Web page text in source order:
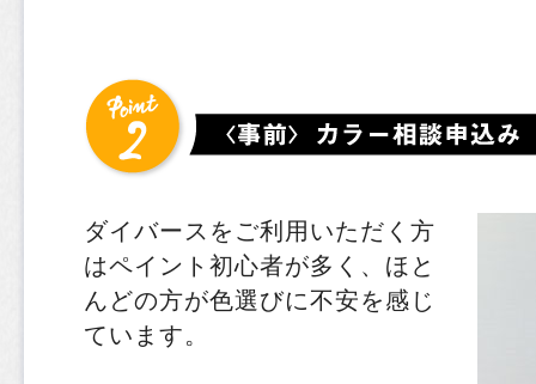
ダイバースをご利用いただく方
はペイント初心者が多く、ほと
んどの方が色選びに不安を感じ
ています。